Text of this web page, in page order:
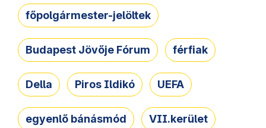
főpolgármester-jelöltek
Budapest Jövője Fórum férfiak
Della Piros Ildikó UEFA
egyenlő bánásmód VII.kerület